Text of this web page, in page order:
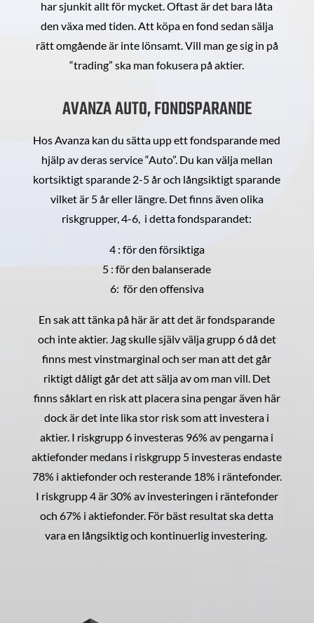
har sjunkit allt för mycket. Oftast är det bara låta
den växa med tiden. Att köpa en fond sedan sälja
rätt omgående är inte lönsamt. Vill man ge sig in på
“trading” ska man fokusera på aktier.
AVANZA AUTO, FONDSPARANDE
Hos Avanza kan du sätta upp ett fondsparande med
hjälp av deras service “Auto”. Du kan välja mellan
kortsiktigt sparande 2-5 år och långsiktigt sparande
vilket är 5 år eller längre. Det finns även olika
riskgrupper, 4-6, i detta fondsparandet:
4 : för den försiktiga
5 : för den balanserade
6: för den offensiva
En sak att tänka på här är att det är fondsparande
och inte aktier. Jag skulle själv välja grupp 6 då det
finns mest vinstmarginal och ser man att det går
riktigt dåligt går det att sälja av om man vill. Det
finns såklart en risk att placera sina pengar även här
dock är det inte lika stor risk som att investera i
aktier. I riskgrupp 6 investeras 96% av pengarna i
aktiefonder medans i riskgrupp 5 investeras endaste
78% i aktiefonder och resterande 18% i räntefonder.
I riskgrupp 4 är 30% av investeringen i räntefonder
och 67% i aktiefonder. För bäst resultat ska detta
vara en långsiktig och kontinuerlig investering.